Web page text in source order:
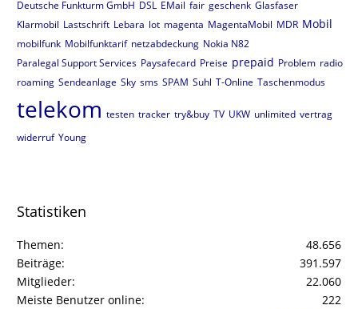
Deutsche Funkturm GmbH DSL EMail fair geschenk Glasfaser
Klarmobil Lastschrift Lebara lot magenta MagentaMobil MDR Mobil
mobilfunk Mobilfunktarif netzabdeckung Nokia N82
Paralegal Support Services Paysafecard Preise prepaid Problem radio
roaming Sendeanlage Sky sms SPAM Suhl T-Online Taschenmodus
telekom testen tracker try&buy TV UKW unlimited vertrag
widerruf Young
Statistiken
Themen
48.656
Beiträge
391.597
Mitglieder
22.060
Meiste Benutzer online
222